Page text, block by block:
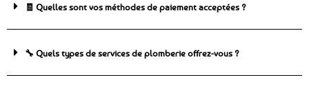
🧾 Quelles sont vos méthodes de paiement acceptées ?
🔧 Quels types de services de plomberie offrez-vous ?